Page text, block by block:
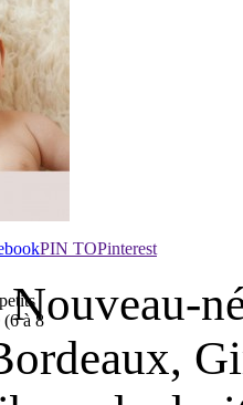
nés.
Lire
(6 à 8
PIN TOPinterest
Nouveau-